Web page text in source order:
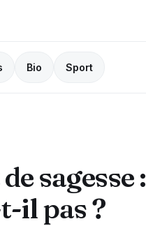
Bio Sport
sagesse :
il pas ?